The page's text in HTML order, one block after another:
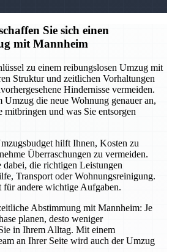
Sie sich einen
mit Mannheim
zu einem reibungslosen Umzug mit
Struktur und zeitlichen Vorhaltungen
Hindernisse vermeiden.
Umzug die neue Wohnung genauer an,
mitbringen und was Sie entsorgen
hilft Ihnen, Kosten zu
Überraschungen zu vermeiden.
die richtigen Leistungen
Transport oder Wohnungsreinigung.
andere wichtige Aufgaben.
Abstimmung mit Mannheim: Je
planen, desto weniger
in Ihrem Alltag. Mit einem
an Ihrer Seite wird auch der Umzug